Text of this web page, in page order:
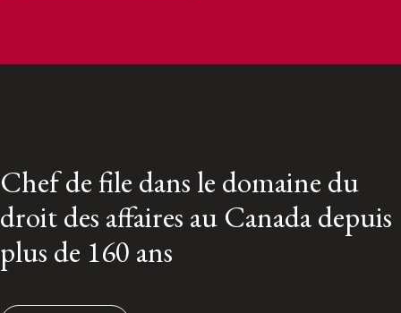
Chef de file dans le domaine du
droit des affaires au Canada depuis
plus de 160 ans